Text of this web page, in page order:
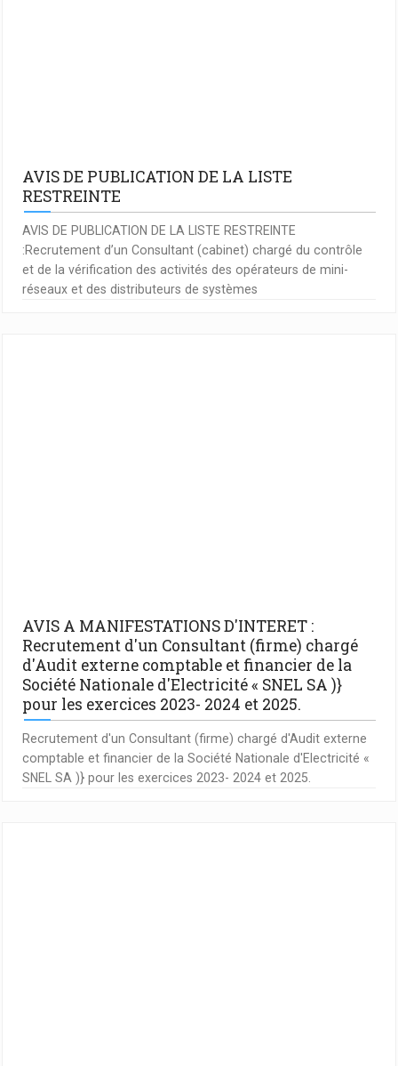
AVIS DE PUBLICATION DE LA LISTE
RESTREINTE
AVIS DE PUBLICATION DE LA LISTE RESTREINTE
:Recrutement d’un Consultant (cabinet) chargé du contrôle
et de la vérification des activités des opérateurs de mini-
réseaux et des distributeurs de systèmes
AVIS A MANIFESTATIONS D'INTERET :
Recrutement d'un Consultant (firme) chargé
d'Audit externe comptable et financier de la
Société Nationale d'Electricité « SNEL SA )}
pour les exercices 2023- 2024 et 2025.
Recrutement d'un Consultant (firme) chargé d'Audit externe
comptable et financier de la Société Nationale d'Electricité «
SNEL SA )} pour les exercices 2023- 2024 et 2025.